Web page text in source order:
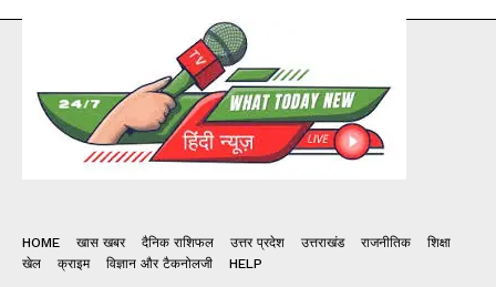
HOME खास खबर दैनिक राशिफल उत्तर प्रदेश उत्तराखंड राजनीतिक
शिक्षा
खेल
क्राइम विज्ञान और टैकनोलजी HELP